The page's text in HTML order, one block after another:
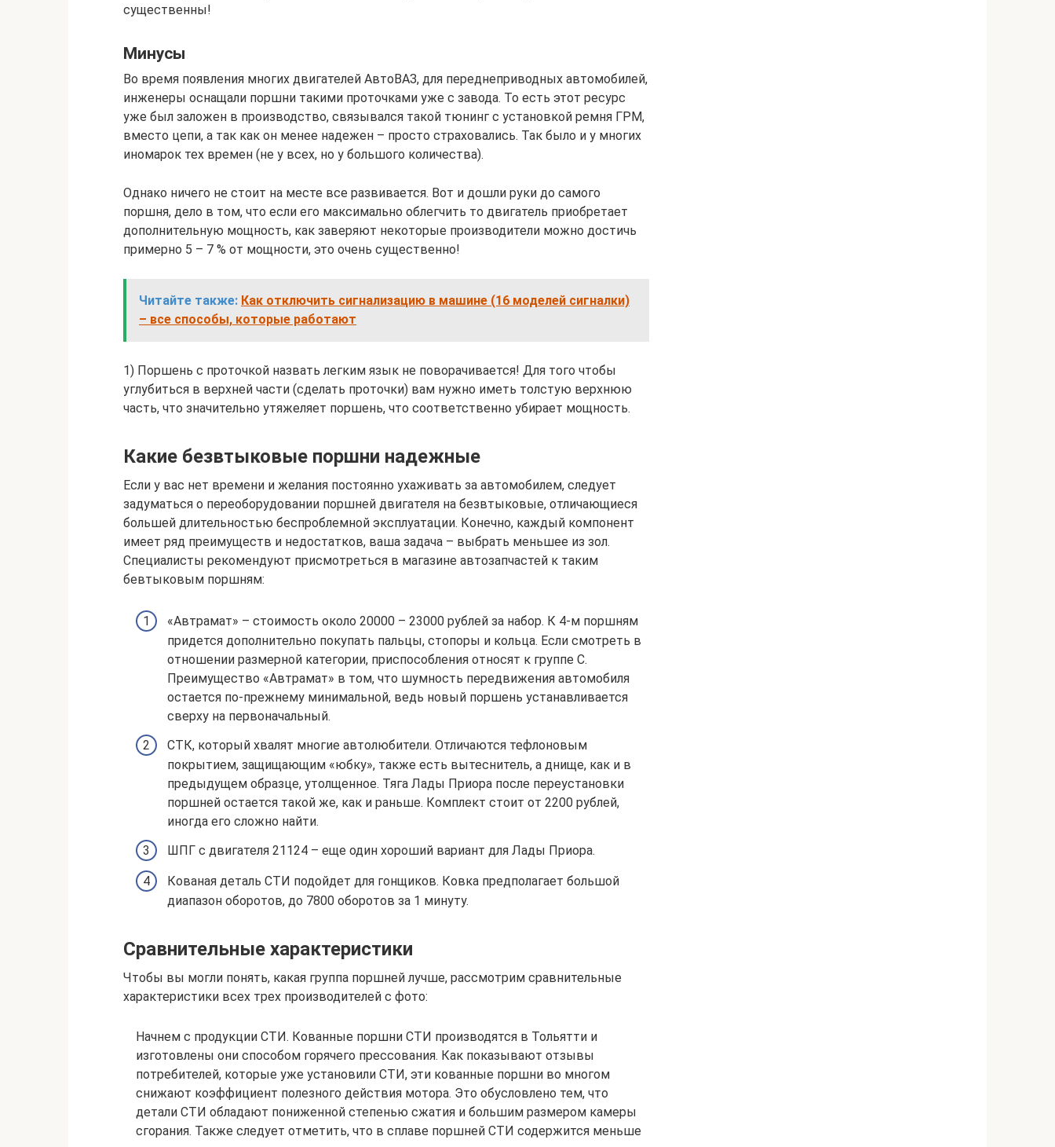
существенны!
Минусы
Во время появления многих двигателей АвтоВАЗ, для переднеприводных автомобилей,
инженеры оснащали поршни такими проточками уже с завода. То есть этот ресурс
уже был заложен в производство, связывался такой тюнинг с установкой ремня ГРМ,
вместо цепи, а так как он менее надежен – просто страховались. Так было и у многих
иномарок тех времен (не у всех, но у большого количества).
Однако ничего не стоит на месте все развивается. Вот и дошли руки до самого
поршня, дело в том, что если его максимально облегчить то двигатель приобретает
дополнительную мощность, как заверяют некоторые производители можно достичь
примерно 5 – 7 % от мощности, это очень существенно!
Читайте также: Как отключить сигнализацию в машине (16 моделей сигналки)
– все способы, которые работают
1) Поршень с проточкой назвать легким язык не поворачивается! Для того чтобы
углубиться в верхней части (сделать проточки) вам нужно иметь толстую верхнюю
часть, что значительно утяжеляет поршень, что соответственно убирает мощность.
Какие безвтыковые поршни надежные
Если у вас нет времени и желания постоянно ухаживать за автомобилем, следует
задуматься о переоборудовании поршней двигателя на безвтыковые, отличающиеся
большей длительностью беспроблемной эксплуатации. Конечно, каждый компонент
имеет ряд преимуществ и недостатков, ваша задача – выбрать меньшее из зол.
Специалисты рекомендуют присмотреться в магазине автозапчастей к таким
бевтыковым поршням:
«Автрамат» – стоимость около 20000 – 23000 рублей за набор. К 4-м поршням
придется дополнительно покупать пальцы, стопоры и кольца. Если смотреть в
отношении размерной категории, приспособления относят к группе С.
Преимущество «Автрамат» в том, что шумность передвижения автомобиля
остается по-прежнему минимальной, ведь новый поршень устанавливается
сверху на первоначальный.
СТК, который хвалят многие автолюбители. Отличаются тефлоновым
покрытием, защищающим «юбку», также есть вытеснитель, а днище, как и в
предыдущем образце, утолщенное. Тяга Лады Приора после переустановки
поршней остается такой же, как и раньше. Комплект стоит от 2200 рублей,
иногда его сложно найти.
ШПГ с двигателя 21124 – еще один хороший вариант для Лады Приора.
Кованая деталь СТИ подойдет для гонщиков. Ковка предполагает большой
диапазон оборотов, до 7800 оборотов за 1 минуту.
Сравнительные характеристики
Чтобы вы могли понять, какая группа поршней лучше, рассмотрим сравнительные
характеристики всех трех производителей с фото:
Начнем с продукции СТИ. Кованные поршни СТИ производятся в Тольятти и
изготовлены они способом горячего прессования. Как показывают отзывы
потребителей, которые уже установили СТИ, эти кованные поршни во многом
снижают коэффициент полезного действия мотора. Это обусловлено тем, что
детали СТИ обладают пониженной степенью сжатия и большим размером камеры
сгорания. Также следует отметить, что в сплаве поршней СТИ содержится меньше